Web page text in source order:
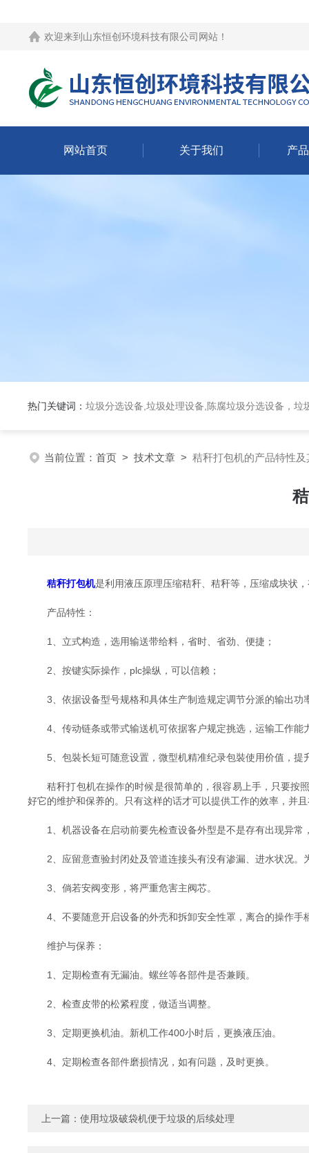
欢迎来到 山东恒创环境科技有限公司网站 ！
网站首页 关于我们 产
热门关键词： 垃圾分选设备,垃圾处理设备,陈腐垃圾分选设备，垃
当前位置： 首页 > 技术文章 > 秸秆打包机的产品特性
秸秆打包机是利用液压原理压缩秸秆、秸秆等，压缩成块状
产品特性：
1、立式构造，选用输送带给料，省时、省劲、便捷；
2、按键实际操作，plc操纵，可以信赖；
3、依据设备型号规格和具体生产制造规定调节分派的输出功
4、传动链条或带式输送机可依据客户规定挑选，运输工作能
5、包裝长短可随意设置，微型机精准纪录包裝使用价值，提
秸秆打包机在操作的时候是很简单的，很容易上手，只要按照
好它的维护和保养的。只有这样的话才可以提供工作的效率，并
1、机器设备在启动前要先检查设备外型是不是存有出现异常
2、应留意查验封闭处及管道连接头有没有渗漏、进水状况。
3、倘若安阀变形，将严重危害主阀芯。
4、不要随意开启设备的外壳和拆卸安全性罩，离合的操作手
维护与保养：
1、定期检查有无漏油。螺丝等各部件是否兼顾。
2、检查皮带的松紧程度，做适当调整。
3、定期更换机油。新机工作400小时后，更换液压油。
4、定期检查各部件磨损情况，如有问题，及时更换。
上一篇： 使用垃圾破袋机便于垃圾的后续处理